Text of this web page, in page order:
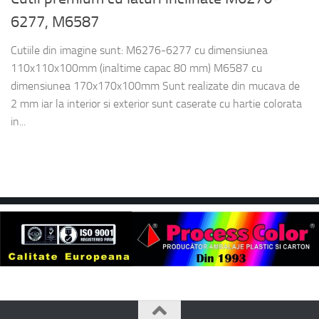
6277, M6587
Cutiile din imagine sunt: M6276-6277 cu dimensiunea
110x110x100mm (inaltime capac 80 mm) M6587 cu
dimensiunea 170x170x100mm Sunt realizate din mucava de
2 mm iar la interior si exterior sunt caserate cu hartie colorata
in...